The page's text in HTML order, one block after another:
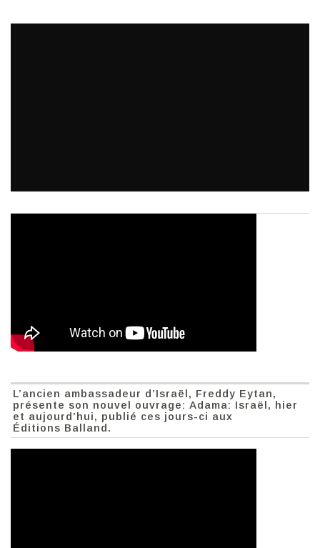
L’ancien ambassadeur d’Israël, Freddy Eytan,
présente son nouvel ouvrage: Adama: Israël, hier
et aujourd’hui, publié ces jours-ci aux
Éditions Balland.